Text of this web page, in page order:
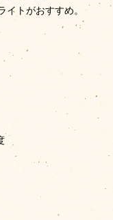
イトがおすすめ。